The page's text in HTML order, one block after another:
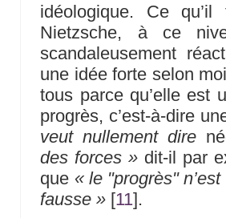
idéologique. Ce
Nietzsche, à ce
scandaleusement
une idée forte selon
tous parce qu’elle est
progrès, c’est-à-dire
veut nullement dire
des forces » dit-il par
que « le "progrès"
fausse » [11].